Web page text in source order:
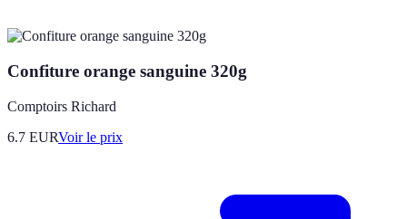
Confiture orange sanguine 320g
Comptoirs Richard
6.7 EURVoir le prix